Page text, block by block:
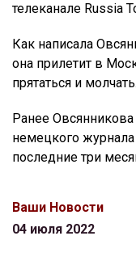
телеканале Russia
Как написала
она прилетит в
прятаться и молчать.
Ранее Овсянникова
немецкого
последние три
Ваши Новости
04 июля 2022